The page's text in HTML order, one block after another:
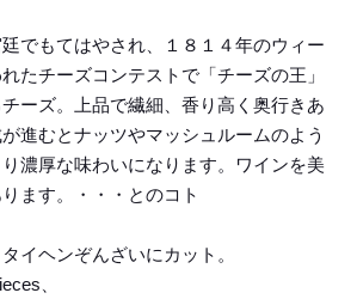
でもてはやされ、１８１４年のウィー
たチーズコンテストで「チーズの王」
ーズ。上品で繊細、香り高く奥行きあ
進むとナッツやマッシュルームのよう
濃厚な味わいになります。ワインを美
ます。・・・とのコト
イヘンぞんざいにカット。
、